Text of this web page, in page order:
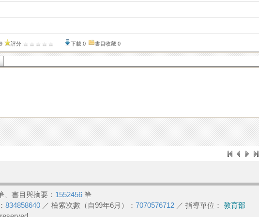
評分: 下載:0 書目收藏:0
、書目與摘要： 1552456 筆
834858640 ／ 檢索次數（自99年6月）： 7070576712 ／ 指導單位： 教育部